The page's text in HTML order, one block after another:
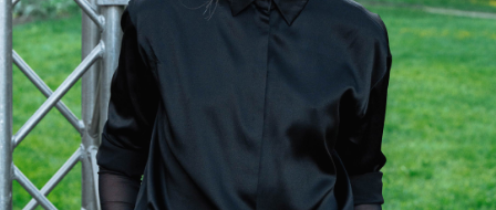
своей области, и знакомит горожан с
актуальными героями и героинями
нашего времени. В этом году среди
лауреатов много команд и
горизонтальных сообществ — классно,
когда люди объединяются ради